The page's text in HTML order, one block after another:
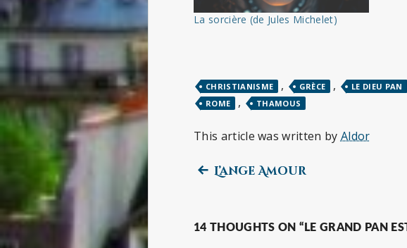
La sorcière (de Jules Michelet)
CHRISTIANISME , GRÈCE , LE DIEU PAN
ROME , THAMOUS
This article was written by Aldor
Navigation
l’article
Previous
L’ange Amour
14 THOUGHTS ON “LE GRAND PAN